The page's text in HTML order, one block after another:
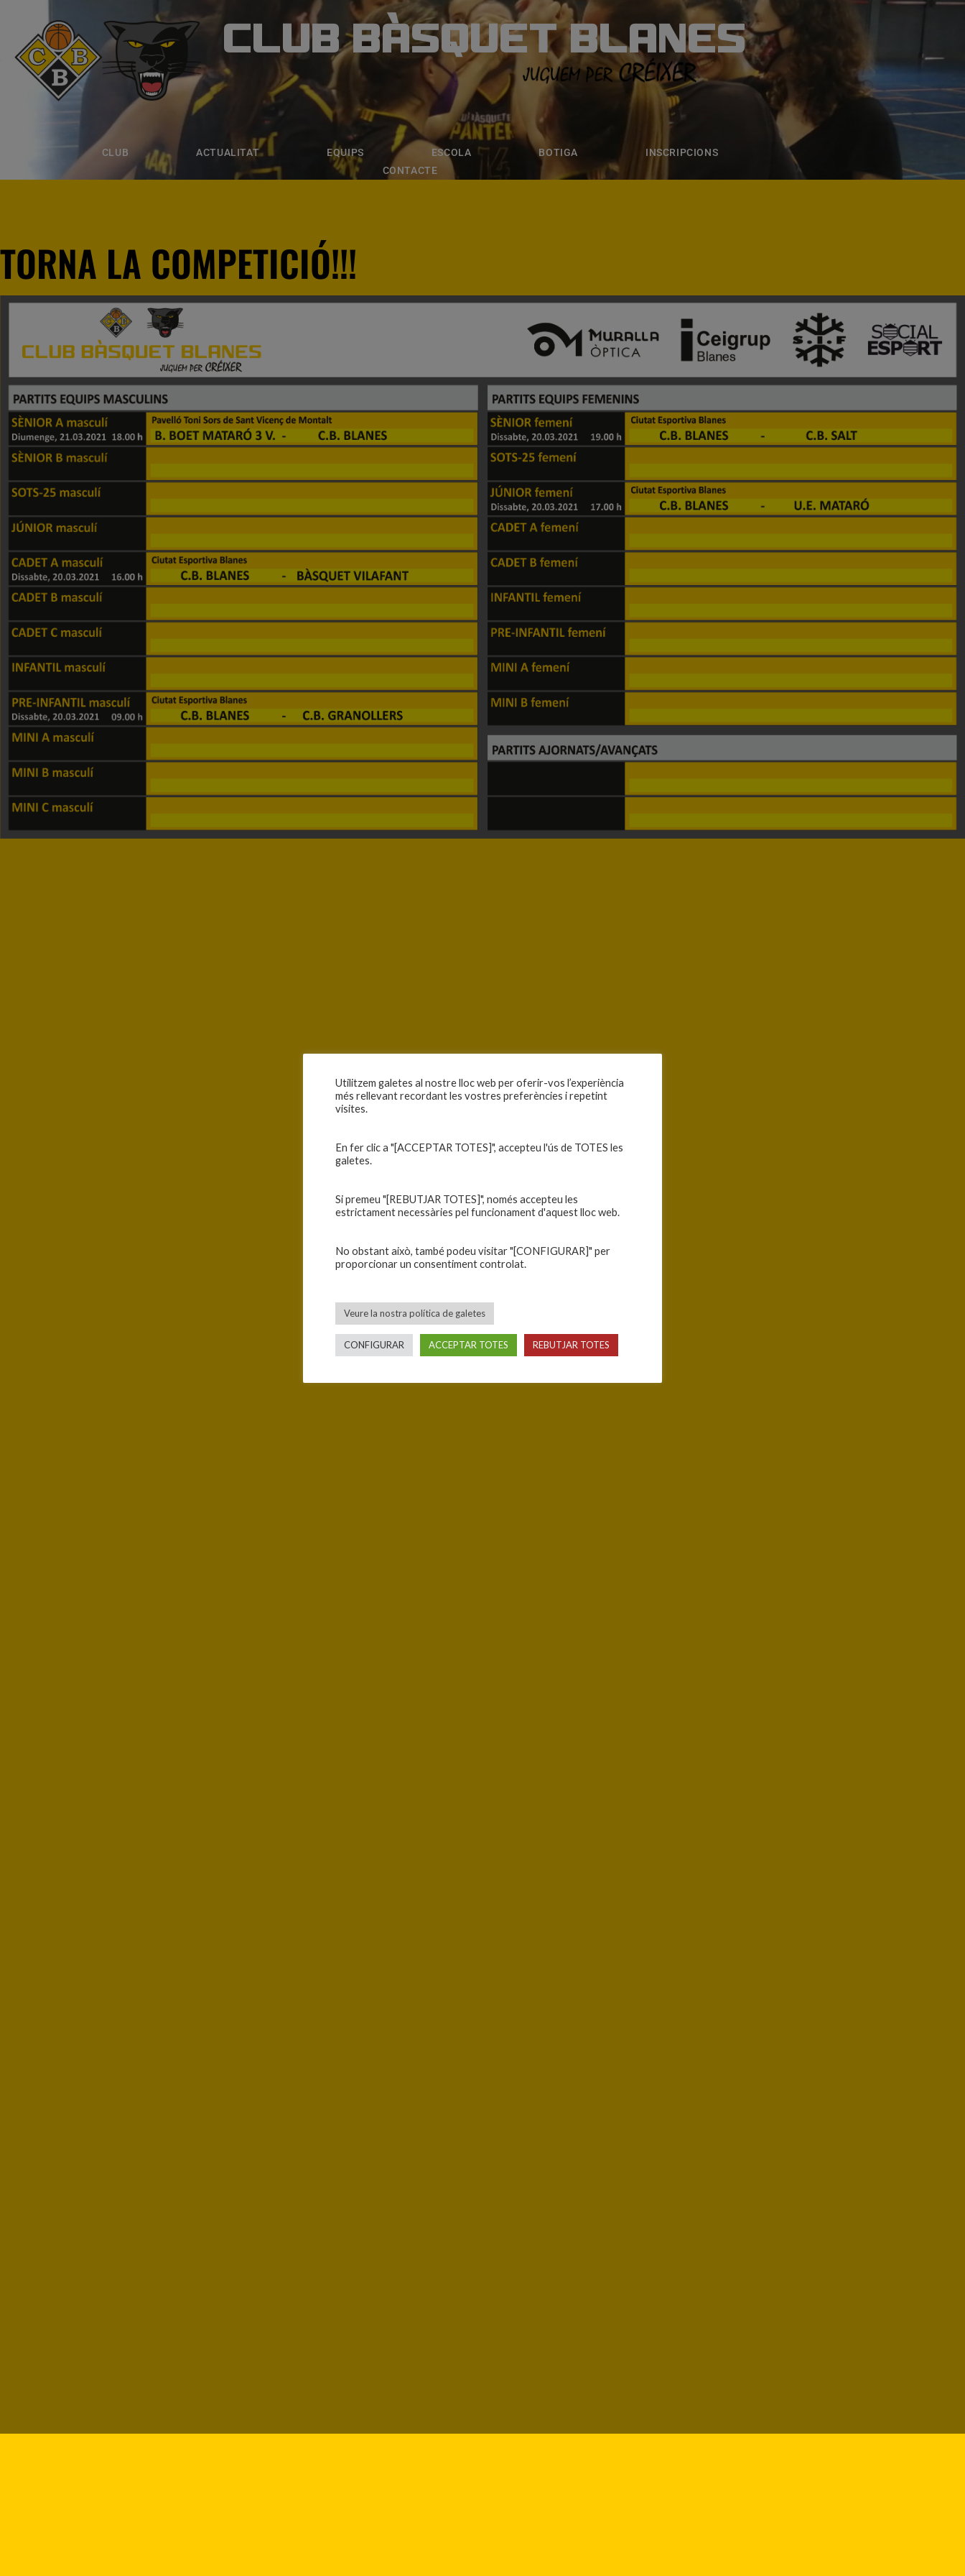
CLUB BÀSQUET BLANES
CLUB ACTUALITAT EQUIPS ESCOLA BOTIGA
INSCRIPCIONS
CONTACTE
CLUB BÀSQUET BLANES
ACTUALITAT ESCOLA BOTIGA INSCRIPCIONS
TORNA LA COMPETICIÓ!!!
Utilitzem galetes al nostre lloc web per oferir-vos l’experiència
més rellevant recordant les vostres preferències i repetint
visites.
En fer clic a "[ACCEPTAR TOTES]", accepteu l'ús de TOTES les
galetes.
Si premeu "[REBUTJAR TOTES]", només accepteu les
estrictament necessàries pel funcionament d'aquest lloc web.
No obstant això, també podeu visitar "[CONFIGURAR]" per
proporcionar un consentiment controlat.
Veure la nostra política de galetes
CONFIGURAR ACCEPTAR TOTES REBUTJAR TOTES